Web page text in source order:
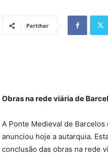
Partihar
Obras na rede viária de
A Ponte Medieval de
anunciou hoje a autarquia.
conclusão das obras na rede